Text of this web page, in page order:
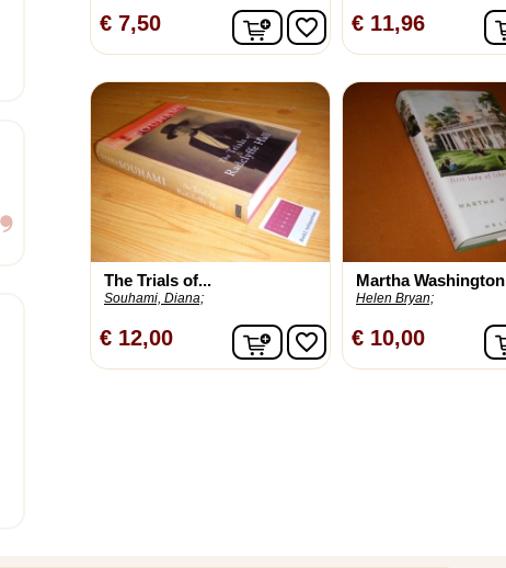
€ 7,50 In winkelwagen
favorite_border € 11,96
The Trials of...
Souhami, Diana;
€ 12,00 In winkelwagen
favorite_border
Martha Washington
Helen Bryan;
€ 10,00